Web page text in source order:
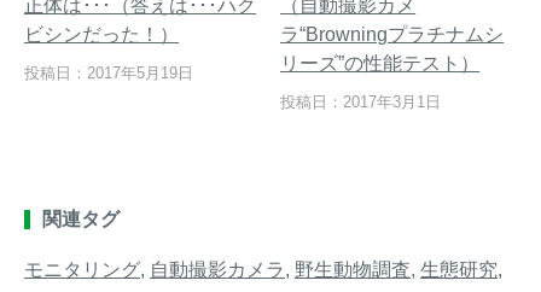
正体は･･･（答えは･･･ハク
ビシンだった！）
投稿日：2017年5月19日
（自動撮影カメ
ラ“Browningプラチナムシ
リーズ”の性能テスト）
投稿日：2017年3月1日
関連タグ
モニタリング, 自動撮影カメラ, 野生動物調査, 生態研究,